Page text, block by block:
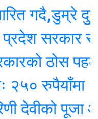
गदै,डुम्रे
सरकार
ठोस पहल
रुपैयाँमा
पूजा